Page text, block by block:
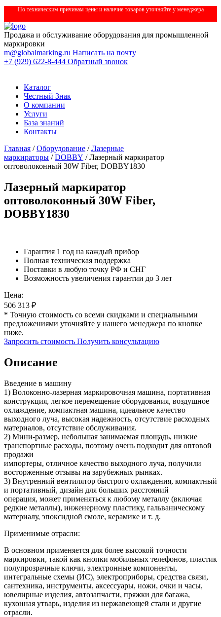
По техническим причинам цены и наличие товаров уточняйте у менеджера
Продажа и обслуживание оборудования для промышленной
маркировки
m@globalmarking.ru Написать на почту
+7 (929) 622-8-444 Обратный звонок
Каталог
Честный Знак
О компании
Услуги
База знаний
Контакты
Главная /Оборудование /Лазерные
маркираторы /DOBBY / Лазерный маркиратор
оптоволоконный 30W Fiber, DOBBY1830
Лазерный маркиратор
оптоволоконный 30W Fiber,
DOBBY1830
Гарантия 1 год на каждый прибор
Полная техническая поддержка
Поставки в любую точку РФ и СНГ
Возможность увеличения гарантии до 3 лет
Цена:
506 313 ₽
* Точную стоимость со всеми скидками и специальными
предложениями уточняйте у нашего менеджера по кнопке
ниже.
Запросить стоимость Получить консультацию
Описание
Введение в машину
1) Волоконно-лазерная маркировочная машина, портативная
конструкция, легкое перемещение оборудования, воздушное
охлаждение, компактная машина, идеальное качество
выходного луча, высокая надежность, отсутствие расходных
материалов, отсутствие обслуживания.
2) Мини-размер, небольшая занимаемая площадь, низкие
транспортные расходы, поэтому очень подходит для оптовой
продажи
импортеры, отличное качество выходного луча, получили
восторженные отзывы на зарубежных рынках.
3) Внутренний вентилятор быстрого охлаждения, компактный
и портативный, дизайн для больших расстояний
операция, может применяться к любому металлу (включая
редкие металлы), инженерному пластику, гальваническому
материалу, эпоксидной смоле, керамике и т. д.
Применимые отрасли:
В основном применяется для более высокой точности
маркировки, такой как кнопки мобильных телефонов, пластик
полупрозрачные ключи, электронные компоненты,
интегральные схемы (ИС), электроприборы, средства связи,
сантехника, инструменты, аксессуары, ножи, очки и часы,
ювелирные изделия, автозапчасти, пряжки для багажа,
кухонная утварь, изделия из нержавеющей стали и другие
отрасли.